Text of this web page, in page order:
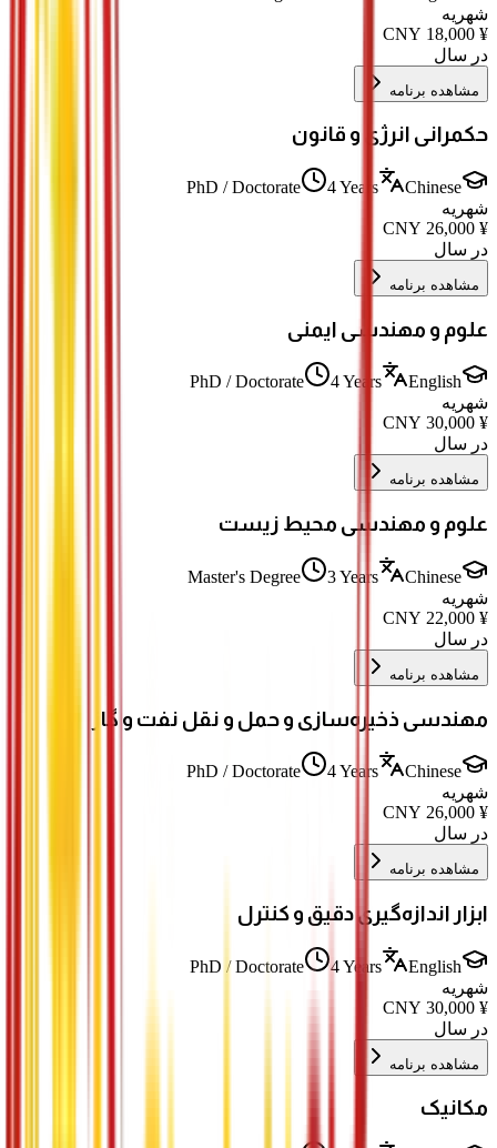
شهریه
¥
18,000
در سال
مشاهده برنامه
حکمرانی انرژی و قانون
PhD / Doctorate 4 Years
Chinese
شهریه
¥
26,000
در سال
مشاهده برنامه
علوم و مهندسی ایمنی
PhD / Doctorate 4 Years
English
شهریه
¥
30,000
در سال
مشاهده برنامه
علوم و مهندسی محیط زیست
Master's Degree 3 Years
Chinese
شهریه
¥
22,000
در سال
مشاهده برنامه
مهندسی ذخیره‌سازی و حمل و نقل نفت و گاز
PhD / Doctorate 4 Years
Chinese
شهریه
¥
26,000
در سال
مشاهده برنامه
ابزار اندازه‌گیری دقیق و کنترل
PhD / Doctorate 4 Years
English
شهریه
¥
30,000
در سال
مشاهده برنامه
مکانیک